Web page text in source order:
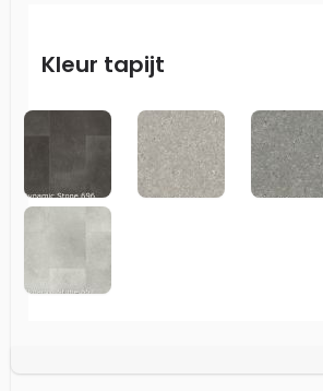
Kleur tapijt
271 219